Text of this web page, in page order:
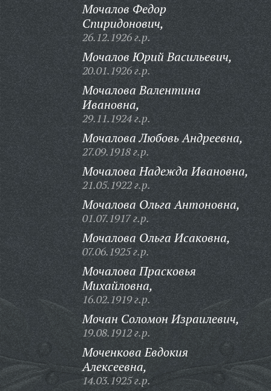
Мочалов Федор
Спиридонович,
26.12.1926 г.р.
Мочалов Юрий Васильевич,
20.01.1926 г.р.
Мочалова Валентина
Ивановна,
29.11.1924 г.р.
Мочалова Любовь Андреевна,
27.09.1918 г.р.
Мочалова Надежда Ивановна,
21.05.1922 г.р.
Мочалова Ольга Антоновна,
01.07.1917 г.р.
Мочалова Ольга Исаковна,
07.06.1925 г.р.
Мочалова Прасковья
Михайловна,
16.02.1919 г.р.
Мочан Соломон Израилевич,
19.08.1912 г.р.
Моченкова Евдокия
Алексеевна,
14.03.1925 г.р.